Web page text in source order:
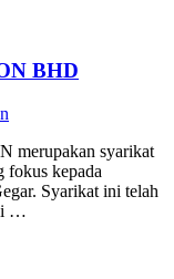
BHD
merupakan syarikat
fokus kepada
Syarikat ini telah
…